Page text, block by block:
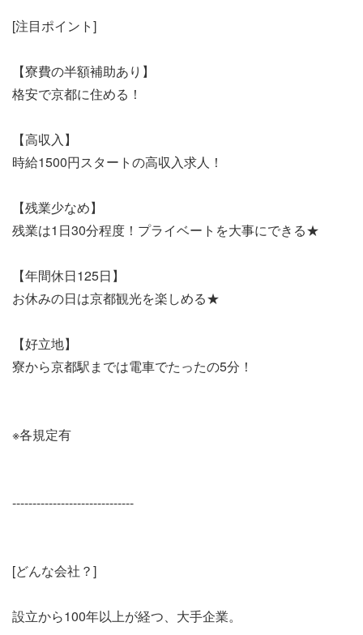
[注目ポイント]
【寮費の半額補助あり】
格安で京都に住める！
【高収入】
時給1500円スタートの高収入求人！
【残業少なめ】
残業は1日30分程度！プライベートを大事にできる★
【年間休日125日】
お休みの日は京都観光を楽しめる★
【好立地】
寮から京都駅までは電車でたったの5分！
※各規定有
------------------------------
[どんな会社？]
設立から100年以上が経つ、大手企業。